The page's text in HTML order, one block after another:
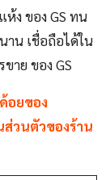
ห้ง ของ GS ทน
าน เชื่อถือได้ใน
าย ของ GS
อยของ
ส่วนตัวของร้าน